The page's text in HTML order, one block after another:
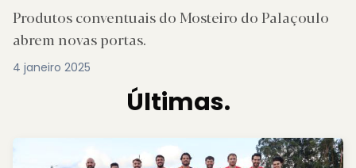
Produtos conventuais do Mosteiro do Palaçoulo
abrem novas portas.
4 janeiro 2025
Últimas.